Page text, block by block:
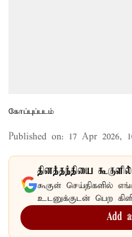
கோப்புப்படம்
Published on: 17 Apr 2026,
தினத்தந்தியை
கூகுள் செய்திகளில்
உடனுக்குடன் பெற
Add